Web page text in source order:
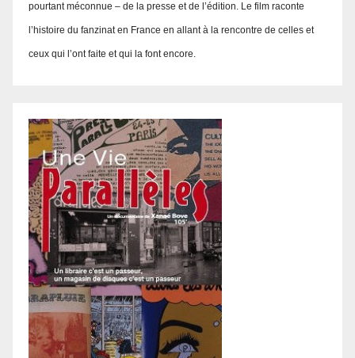
pourtant méconnue – de la presse et de l’édition. Le film raconte
l’histoire du fanzinat en France en allant à la rencontre de celles et
ceux qui l’ont faite et qui la font encore.